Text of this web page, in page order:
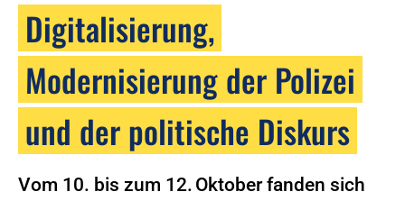
Digitalisierung,
Modernisierung der Polizei
und der politische Diskurs
Vom 10. bis zum 12. Oktober fanden sich